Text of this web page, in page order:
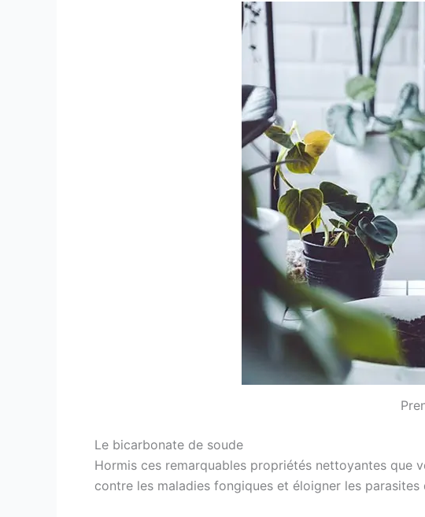
Le bicarbonate de soude
Hormis ces remarquables propriétés nettoyantes que
contre les maladies fongiques et éloigner les